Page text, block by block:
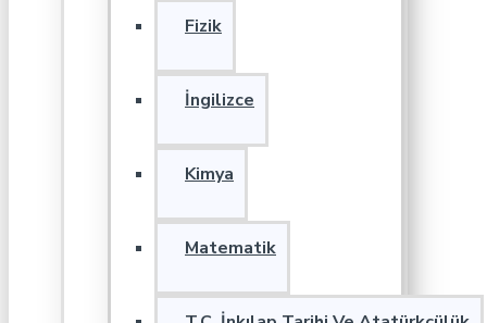
Fizik
İngilizce
Kimya
Matematik